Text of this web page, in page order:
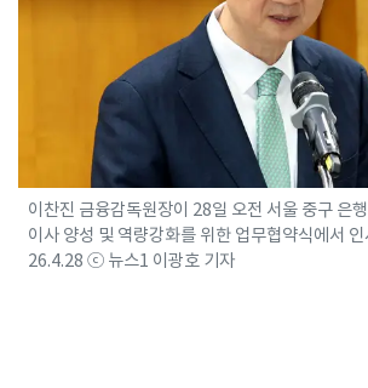
이찬진 금융감독원장이 28일 오전 서울 중구 은
이사 양성 및 역량강화를 위한 업무협약식에서
26.4.28 ⓒ 뉴스1 이광호 기자